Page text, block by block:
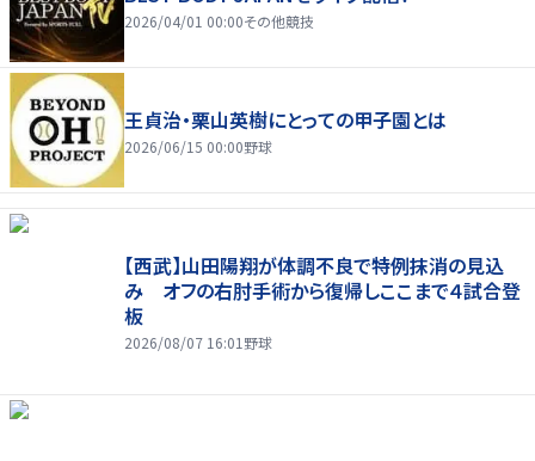
2026/04/01 00:00その他競技
王貞治・栗山英樹にとっての甲子園とは
2026/06/15 00:00野球
【西武】山田陽翔が体調不良で特例抹消の見込
み オフの右肘手術から復帰しここまで４試合登
板
2026/08/07 16:01 野球